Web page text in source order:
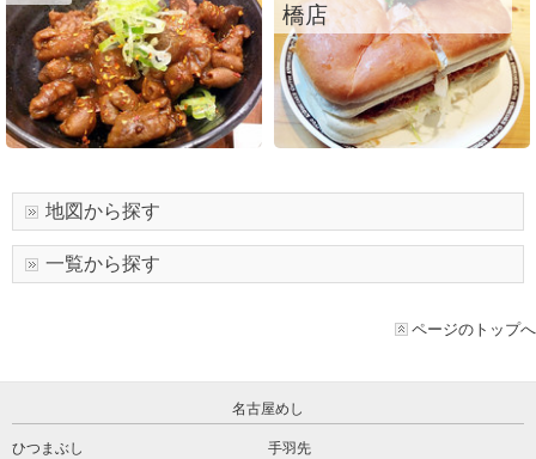
橋店
地図から探す
一覧から探す
ページのトップへ
名古屋めし
ひつまぶし
手羽先